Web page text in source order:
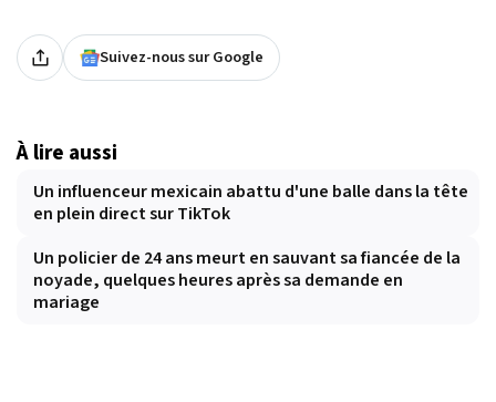
Suivez-nous sur Google
À lire aussi
Un influenceur mexicain abattu d'une balle dans la tête
en plein direct sur TikTok
Un policier de 24 ans meurt en sauvant sa fiancée de la
noyade, quelques heures après sa demande en
mariage